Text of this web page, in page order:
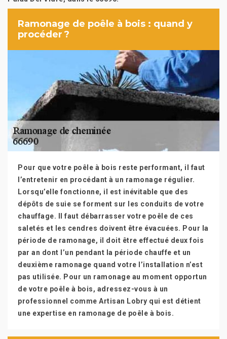
Ramonage de poêle à bois : quand y
procéder ?
Pour que votre poêle à bois reste performant, il faut
l’entretenir en procédant à un ramonage régulier.
Lorsqu’elle fonctionne, il est inévitable que des
dépôts de suie se forment sur les conduits de votre
chauffage. Il faut débarrasser votre poêle de ces
saletés et les cendres doivent être évacuées. Pour la
période de ramonage, il doit être effectué deux fois
par an dont l’un pendant la période chauffe et un
deuxième ramonage quand votre l’installation n’est
pas utilisée. Pour un ramonage au moment opportun
de votre poêle à bois, adressez-vous à un
professionnel comme Artisan Lobry qui est détient
une expertise en ramonage de poêle à bois.